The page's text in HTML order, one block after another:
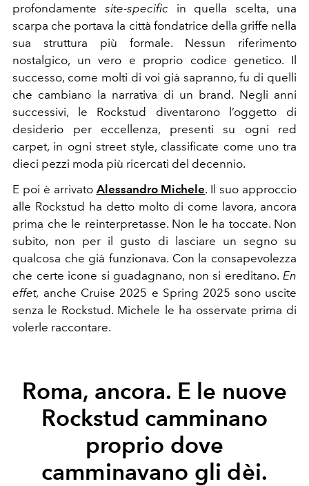
profondamente site-specific in quella scelta, una
scarpa che portava la città fondatrice della griffe nella
sua struttura più formale. Nessun riferimento
nostalgico, un vero e proprio codice genetico. Il
successo, come molti di voi già sapranno, fu di quelli
che cambiano la narrativa di un brand. Negli anni
successivi, le Rockstud diventarono l’oggetto di
desiderio per eccellenza, presenti su ogni red
carpet, in ogni street style, classificate come uno tra
dieci pezzi moda più ricercati del decennio.
E poi è arrivato Alessandro Michele. Il suo approccio
alle Rockstud ha detto molto di come lavora, ancora
prima che le reinterpretasse. Non le ha toccate. Non
subito, non per il gusto di lasciare un segno su
qualcosa che già funzionava. Con la consapevolezza
che certe icone si guadagnano, non si ereditano. En
effet, anche Cruise 2025 e Spring 2025 sono uscite
senza le Rockstud. Michele le ha osservate prima di
volerle raccontare.
Roma, ancora. E le nuove
Rockstud camminano
proprio dove
camminavano gli dèi.